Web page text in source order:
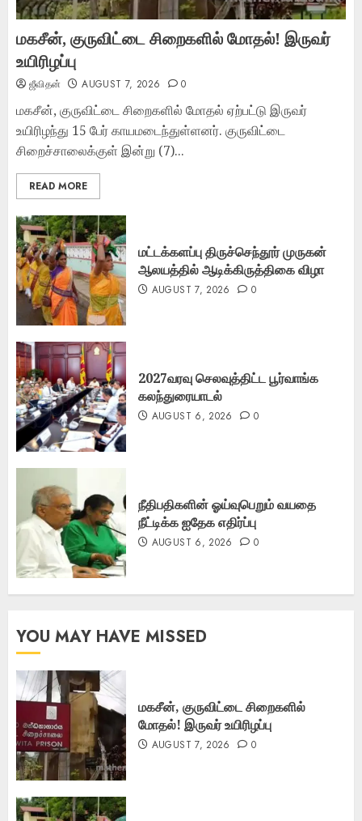
மகசீன், குருவிட்டை சிறைகளில் மோதல்! இருவர்
உயிரிழப்பு
ஜீவிதன் AUGUST 7, 2026 0
மகசீன், குருவிட்டை சிறைகளில் மோதல் ஏற்பட்டு இருவர்
உயிரிழந்து 15 பேர் காயமடைந்துள்ளனர். குருவிட்டை
சிறைச்சாலைக்குள் இன்று (7)...
READ MORE
மட்டக்களப்பு திருச்செந்தூர் முருகன்
ஆலயத்தில் ஆடிக்கிருத்திகை விழா
AUGUST 7, 2026 0
2027வரவு செலவுத்திட்ட பூர்வாங்க
கலந்துரையாடல்
AUGUST 6, 2026 0
நீதிபதிகளின் ஓய்வுபெறும் வயதை
நீட்டிக்க ஐதேக எதிர்ப்பு
AUGUST 6, 2026 0
YOU MAY HAVE MISSED
மகசீன், குருவிட்டை சிறைகளில்
மோதல்! இருவர் உயிரிழப்பு
AUGUST 7, 2026 0